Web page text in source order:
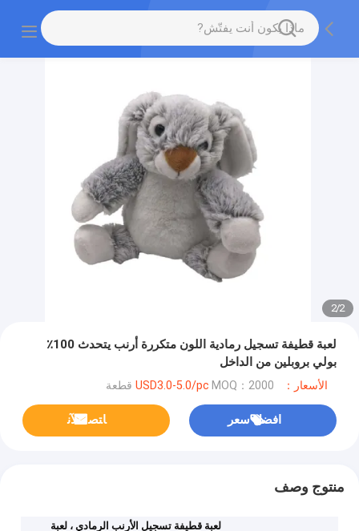
2
/
2
لعبة قطيفة تسجيل رمادية اللون متكررة أرنب يتحدث 100٪
بولي بروبلين من الداخل
الأسعار：USD3.0-5.0/pc MOQ：2000 قطعة
افضل سعر ﺎﺘﺼﻟ ﺍﻶﻧ
منتوج وصف
لعبة قطيفة تسجيل الأرنب الرمادي ، لعبة